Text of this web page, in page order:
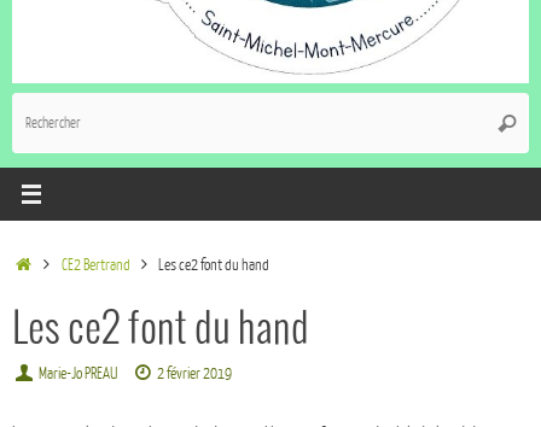
CE2 Bertrand Les ce2 font du hand
Les ce2 font du hand
Marie-Jo PREAU 2 février 2019